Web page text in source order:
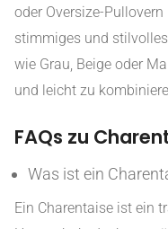
oder Oversize-
stimmiges und
wie Grau, Beige oder
und leicht zu
FAQs zu
Was ist ein
Ein Charentaise ist ein